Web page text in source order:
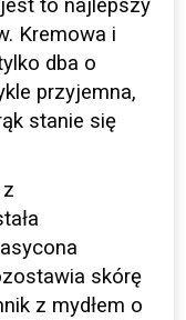
to najlepszy
Kremowa i
dba o
przyjemna,
stanie się
skórę
z mydłem o